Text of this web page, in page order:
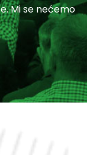
Mi se nećemo